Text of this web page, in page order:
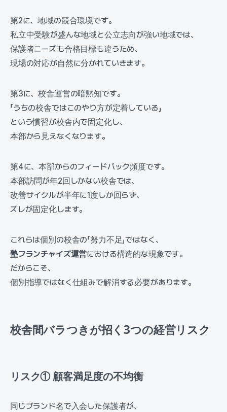
第2に、地域の競合環境です。
私立中受験が盛んな地域と公立志向が強い地域では、
保護者ニーズも合格目標も違うため、
現場の対応が自然に分かれていきます。
第3に、校舎運営の暗黙知です。
「うちの校舎ではこのやり方が定着している」
という慣習が校舎内で固定化し、
本部から見えなくなります。
第4に、本部からのフィードバック頻度です。
本部訪問が年2回しかない校舎では、
改善サイクルが半年に1度しか回らず、
ズレが固定化します。
これらは個別の校舎の「努力不足」ではなく、
塾フランチャイズ運営における構造的な現象です。
だからこそ、
個別指導ではなく仕組みで解消する必要があります。
校舎間バラつきが招く3つの経営リスク
リスク① 顧客満足度の不均衡
同じブランド名で入会した保護者が、